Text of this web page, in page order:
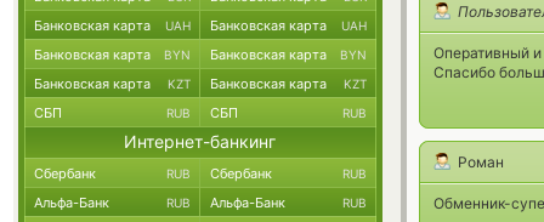
Оперативный
Спасибо
Роман
Обменник-
Банковская карта UAH Банковская карта UAH
Банковская карта BYN Банковская карта BYN
Банковская карта KZT Банковская карта KZT
СБП RUB СБП RUB
Интернет-банкинг
Сбербанк RUB Сбербанк RUB
Альфа-Банк RUB Альфа-Банк RUB